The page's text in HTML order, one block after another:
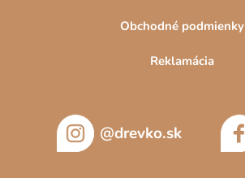
Obchodné podmienky
Reklamácia
@drevko.sk